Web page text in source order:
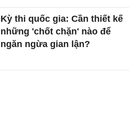
Kỳ thi quốc gia: Cần thiết kế
những 'chốt chặn' nào để
ngăn ngừa gian lận?